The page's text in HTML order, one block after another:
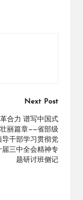
Next Post
合力 谱写中国式
丽篇章——省部级
导干部学习贯彻党
届三中全会精神专
题研讨班侧记